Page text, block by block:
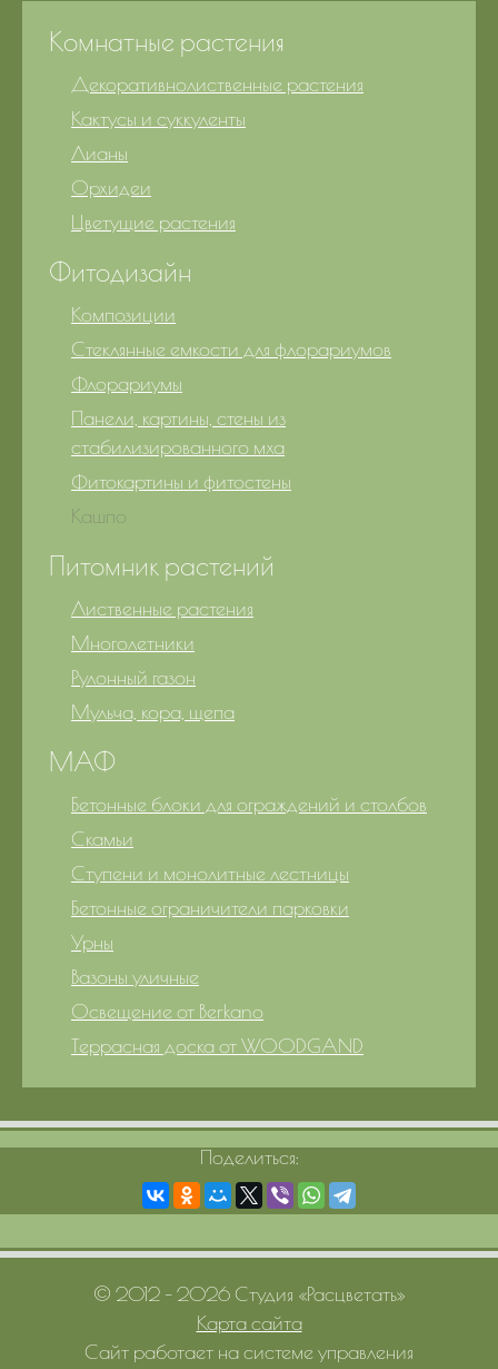
Комнатные растения
Декоративнолиственные растения
Кактусы и суккуленты
Лианы
Орхидеи
Цветущие растения
Фитодизайн
Композиции
Стеклянные емкости для флорариумов
Флорариумы
Панели, картины, стены из
стабилизированного мха
Фитокартины и фитостены
Кашпо
Питомник растений
Лиственные растения
Многолетники
Рулонный газон
Мульча, кора, щепа
МАФ
Бетонные блоки для ограждений и столбов
Скамьи
Ступени и монолитные лестницы
Бетонные ограничители парковки
Урны
Вазоны уличные
Освещение от Berkano
Террасная доска от WOODGAND
Поделиться:
© 2012 – 2026 Студия «Расцветать»
Карта сайта
Сайт работает на системе управления